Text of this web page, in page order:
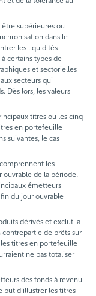
supérieures ou
dans le
les liquidités
certains types de
et sectorielles
secteurs qui
Dès lors, les valeurs
titres ou les cinq
en portefeuille
suivantes, le cas
les
ouvrable de la période.
émetteurs
du jour ouvrable
dérivés et exclut la
de prêts sur
les titres en portefeuille
ne pas totaliser
des fonds à revenu
but d’illustrer les titres